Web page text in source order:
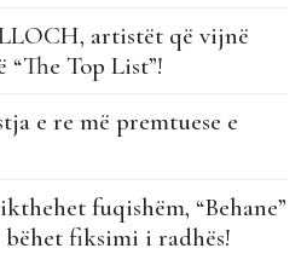
artistët që vijnë
“The Top List”!
e re më premtuese e
fuqishëm, “Behane”
fiksimi i radhës!